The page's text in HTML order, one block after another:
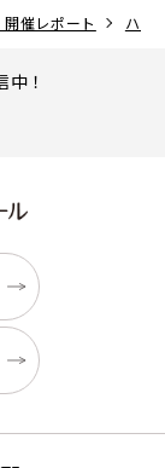
催レポート ハー
！